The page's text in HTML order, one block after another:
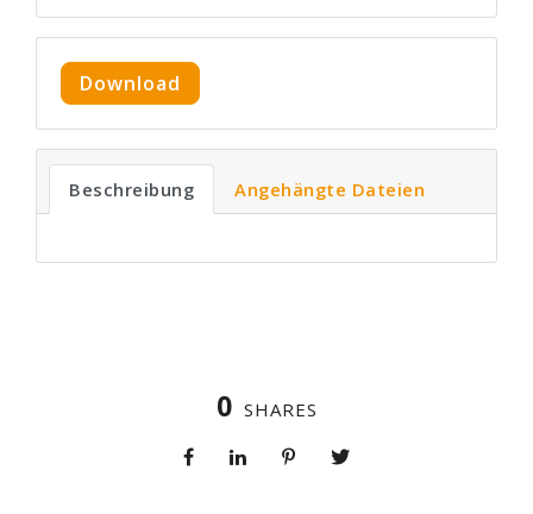
Download
Beschreibung Angehängte Dateien
0 SHARES